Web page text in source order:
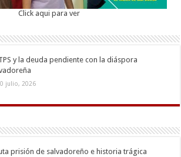
Click aqui para ver
y la deuda pendiente con la diáspora
julio, 2026
prisión de salvadoreño e historia trágica